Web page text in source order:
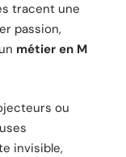
tracent une
passion,
métier en M
ou
invisible,